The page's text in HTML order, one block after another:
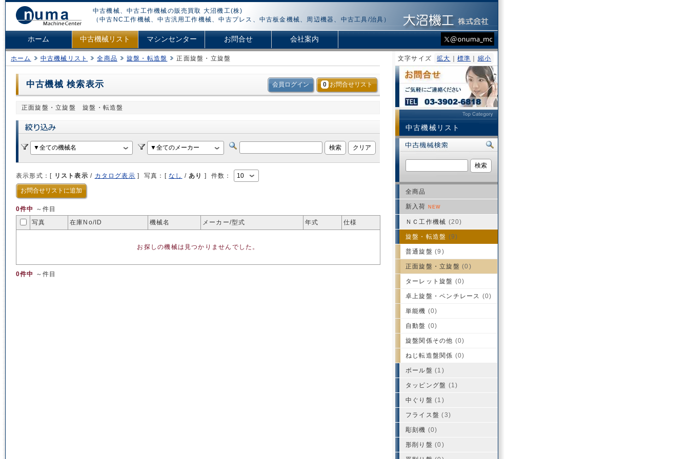
中古機械、中古工作機械の販売買取 大沼機工(株)
（中古NC工作機械、中古汎用工作機械、中古プレス、中古板金機械、周辺機器、中古工具/治具）
ホーム 中古機械リスト マシンセンター お問合せ 会社案内
ホーム 中古機械リスト 全商品 旋盤・転造盤 正面旋盤・立旋盤
0 お問合せリスト
会員ログイン
中古機械 検索表示
正面旋盤・立旋盤 旋盤・転造盤
表示形式：[ リスト表示 / カタログ表示 ] 写真：[ なし / あり ] 件数：
お問合せリストに追加
0件中
～件目
写真
在庫No/ID 機械名 メーカー/型式 年式 仕様
0件中 ～件目
お探しの機械は見つかりませんでした。
文字サイズ 拡大 標準 縮小
中古機械リスト
全商品
新入荷 NEW
ＮＣ工作機械 (20)
旋盤・転造盤 (9)
普通旋盤 (9)
正面旋盤・立旋盤 (0)
ターレット旋盤 (0)
卓上旋盤・ペンチレース (0)
単能機 (0)
自動盤 (0)
旋盤関係その他 (0)
ねじ転造盤関係 (0)
ボール盤 (1)
タッピング盤 (1)
中ぐり盤 (1)
フライス盤 (3)
彫刻機 (0)
形削り盤 (0)